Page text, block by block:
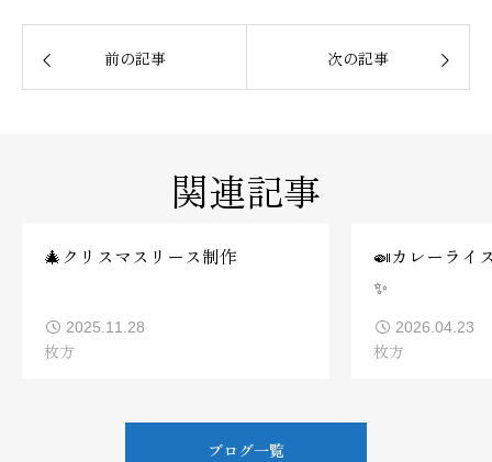
前の記事 次の記事
関連記事
🎄クリスマスリース制作
2025.11.28
枚方
🍛カレーライ
✨
2026.04.23
枚方
ブログ一覧